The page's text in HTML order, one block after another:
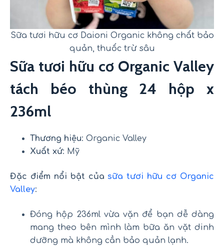
Sữa tươi hữu cơ Daioni Organic không chất bảo
quản, thuốc trừ sâu
Sữa tươi hữu cơ Organic Valley
tách béo thùng 24 hộp x
236ml
Thương hiệu: Organic Valley
Xuất xứ: Mỹ
Đặc điểm nổi bật của sữa tươi hữu cơ Organic
Valley:
Đóng hộp 236ml vừa vặn để bạn dễ dàng
mang theo bên mình làm bữa ăn vặt dinh
dưỡng mà không cần bảo quản lạnh.